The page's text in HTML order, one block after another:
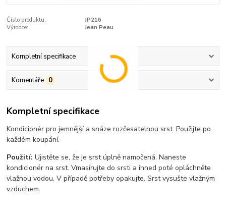
Číslo produktu:
JP216
Výrobce:
Jean Peau
Kompletní specifikace
Komentáře 0
Kompletní specifikace
Kondicionér pro jemnější a snáze rozčesatelnou srst. Použijte po
každém koupání.
Použití: Ujistěte se, že je srst úplně namočená. Naneste
kondicionér na srst. Vmasírujte do srsti a ihned poté opláchněte
vlažnou vodou. V případě potřeby opakujte. Srst vysušte vlažným
vzduchem.